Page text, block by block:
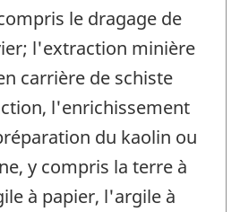
le dragage de
l'extraction minière
carrière de schiste
l'enrichissement
du kaolin ou
y compris la terre à
à papier, l'argile à